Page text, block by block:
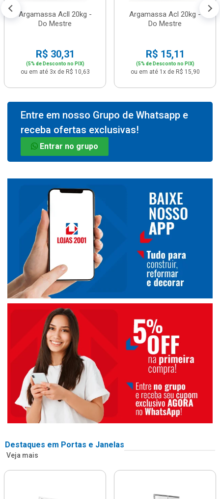
Argamassa Acll 20kg -
Do Mestre
R$ 30,31
(5% de Desconto no PIX)
ou em até 3x de R$ 10,63
Argamassa Acl 20kg -
Do Mestre
R$ 15,11
(5% de Desconto no PIX)
ou em até 1x de R$ 15,90
Entre em nosso Grupo de Whatsapp e
receba ofertas exclusivas!
Entrar no grupo
Destaques em Portas e Janelas
Veja mais